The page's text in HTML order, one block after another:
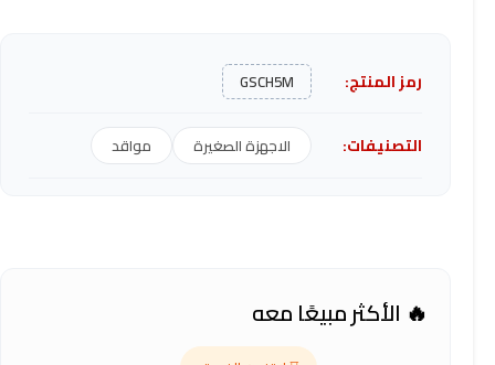
رمز المنتج: GSCH5M
التصنيفات: الاجهزة الصغيرة مواقد
🔥 الأكثر مبيعًا معه